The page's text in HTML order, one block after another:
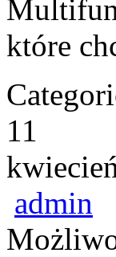
które
11
admin